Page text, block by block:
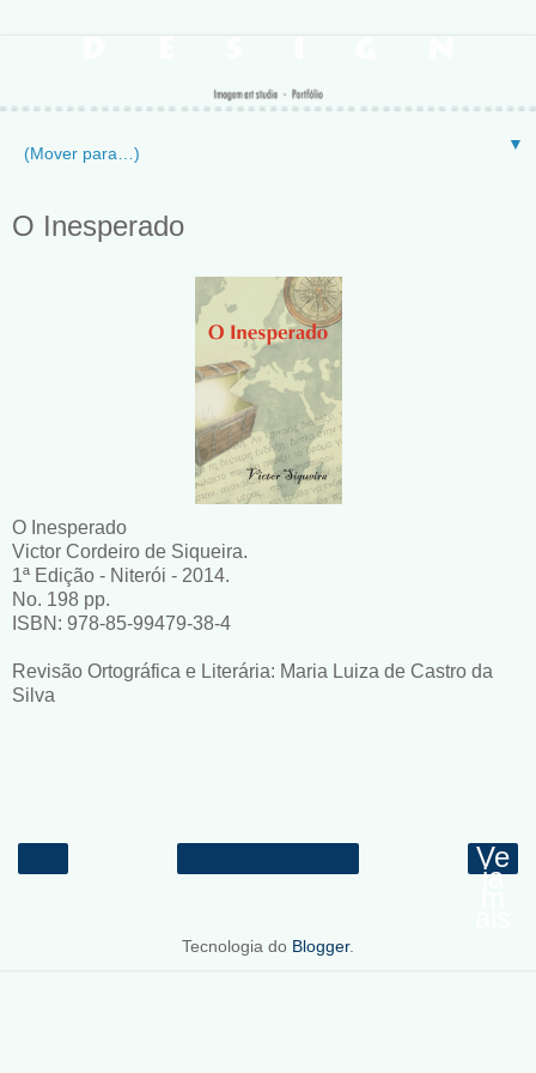
▼
O Inesperado
O Inesperado
Victor Cordeiro de Siqueira.
1ª Edição - Niterói - 2014.
No. 198 pp.
ISBN: 978-85-99479-38-4
Revisão Ortográfica e Literária: Maria Luiza de Castro da
Silva
Ve
ja
Tecnologia do Blogger.